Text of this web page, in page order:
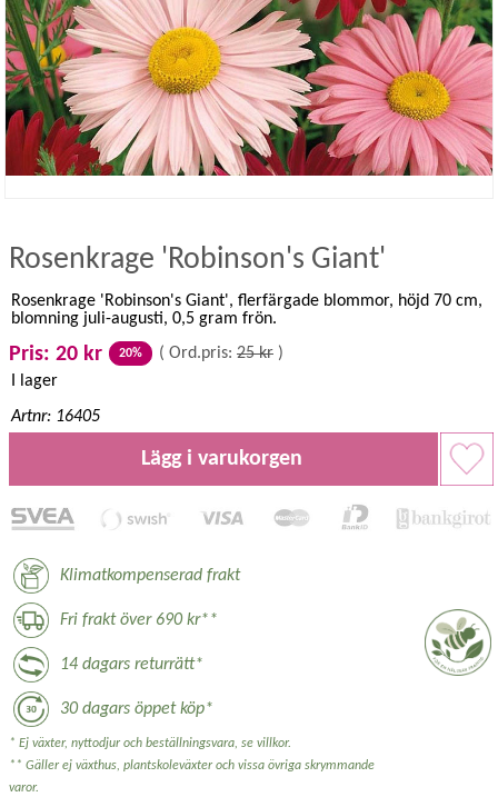
Rosenkrage 'Robinson's Giant'
Rosenkrage 'Robinson's Giant', flerfärgade blommor, höjd 70 cm,
blomning juli-augusti, 0,5 gram frön.
Pris: 20 kr 20% ( Ord.pris: 25 kr )
I lager
Artnr: 16405
Lägg i varukorgen
Klimatkompenserad frakt
Fri frakt över 690 kr**
14 dagars returrätt*
30 dagars öppet köp*
* Ej växter, nyttodjur och beställningsvara, se villkor.
** Gäller ej växthus, plantskoleväxter och vissa övriga skrymmande
varor.